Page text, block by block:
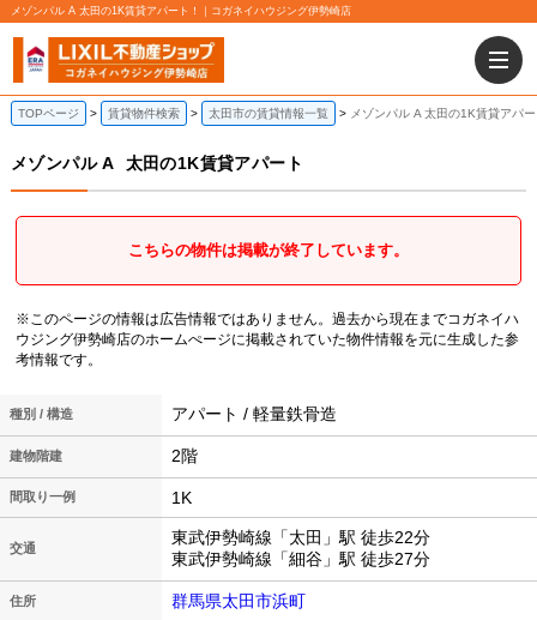
メゾンパル A 太田の1K賃貸アパート！｜コガネイハウジング伊勢崎店
TOPページ 賃貸物件検索 太田市の賃貸情報一覧 メゾンパル A 太田の1K賃貸アパ
メゾンパル A 太田の1K賃貸アパート
こちらの物件は掲載が終了しています。
※このページの情報は広告情報ではありません。過去から現在までコガネイハ
ウジング伊勢崎店のホームぺージに掲載されていた物件情報を元に生成した参
考情報です。
種別 / 構造 アパート / 軽量鉄骨造
建物階建 2階
間取り一例 1K
交通
東武伊勢崎線「太田」駅 徒歩22分
東武伊勢崎線「細谷」駅 徒歩27分
住所 群馬県太田市浜町